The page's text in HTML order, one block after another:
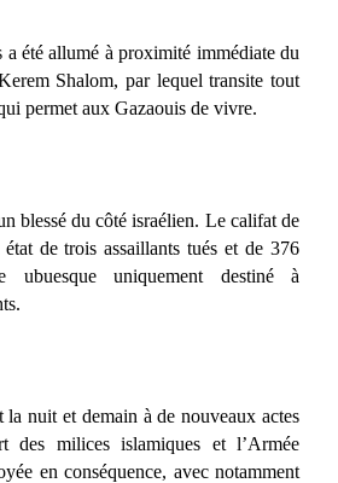
a été allumé à proximité immédiate du
Shalom, par lequel transite tout
permet aux Gazaouis de vivre.
blessé du côté israélien. Le califat de
de trois assaillants tués et de 376
ubuesque uniquement destiné à
la nuit et demain à de nouveaux actes
des milices islamiques et l’Armée
en conséquence, avec notamment